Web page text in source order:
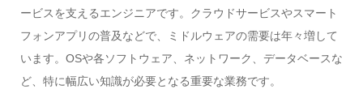
ービスを支えるエンジニアです。クラウドサービスやスマート
フォンアプリの普及などで、ミドルウェアの需要は年々増して
います。OSや各ソフトウェア、ネットワーク、データベースな
ど、特に幅広い知識が必要となる重要な業務です。